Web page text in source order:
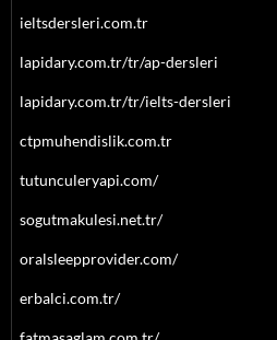
ieltsdersleri.com.tr
lapidary.com.tr/tr/ap-dersleri
lapidary.com.tr/tr/ielts-dersleri
ctpmuhendislik.com.tr
tutunculeryapi.com/
sogutmakulesi.net.tr/
oralsleepprovider.com/
erbalci.com.tr/